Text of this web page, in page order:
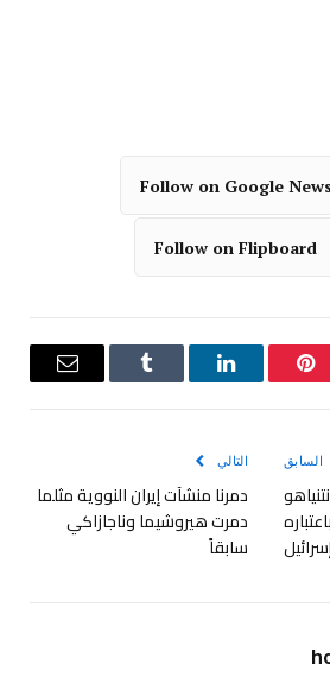
Follow on Google News
Follow on Flipboard
بينتيريستلينكدإن Tumblr
البريد
السابق التالي
دمرنا منشآت إيران النووية مثلما
دمرت هيروشيما وناجازاكي
سابقاً